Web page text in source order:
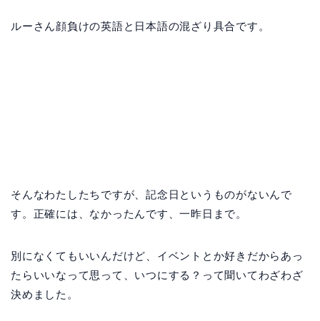
ルーさん顔負けの英語と日本語の混ざり具合です。
そんなわたしたちですが、記念日というものがないんで
す。正確には、なかったんです、一昨日まで。
別になくてもいいんだけど、イベントとか好きだからあっ
たらいいなって思って、いつにする？って聞いてわざわざ
決めました。